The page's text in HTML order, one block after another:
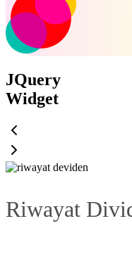
JQuery
Widget
Riwayat